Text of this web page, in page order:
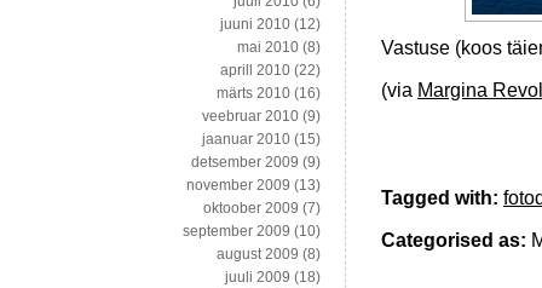
Vastuse (koos
(via Margina
Tagged with:
Categorised as:
juuni 2010 (12)
mai 2010 (8)
aprill 2010 (22)
märts 2010 (16)
veebruar 2010 (9)
jaanuar 2010 (15)
detsember 2009 (9)
november 2009 (13)
oktoober 2009 (7)
september 2009 (10)
august 2009 (8)
juuli 2009 (18)